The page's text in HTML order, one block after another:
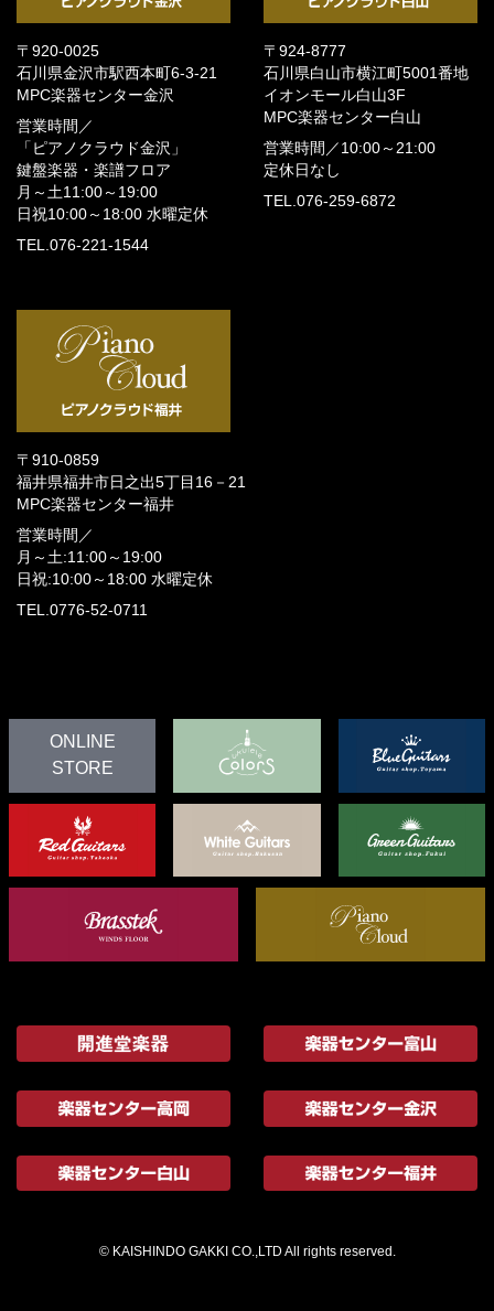
〒920-0025
石川県金沢市駅西本町6-3-21
MPC楽器センター金沢
営業時間／
「ピアノクラウド金沢」
鍵盤楽器・楽譜フロア
月～土11:00～19:00
日祝10:00～18:00 水曜定休
TEL.076-221-1544
〒924-8777
石川県白山市横江町5001番地
イオンモール白山3F
MPC楽器センター白山
営業時間／ 10:00～21:00
定休日なし
TEL.076-259-6872
〒910-0859
福井県福井市日之出5丁目16－21
MPC楽器センター福井
営業時間／
月～土:11:00～19:00
日祝:10:00～18:00 水曜定休
TEL.0776-52-0711
ONLINE
STORE
© KAISHINDO GAKKI CO.,LTD All rights reserved.